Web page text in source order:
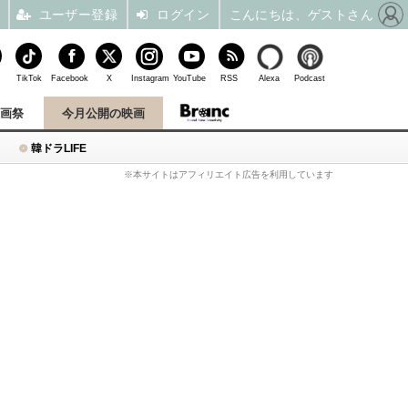
韓ドラLIFE
祭 今月公開の映画
※本サイトはアフィリエイト広告を利用しています
TikTok Facebook X Instagram YouTube RSS Alexa Podcast
ユーザー登録 ログイン こんにちは、ゲストさん